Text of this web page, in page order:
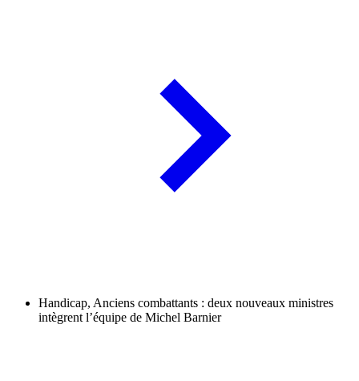
Handicap, Anciens combattants : deux nouveaux ministres
intègrent l’équipe de Michel Barnier